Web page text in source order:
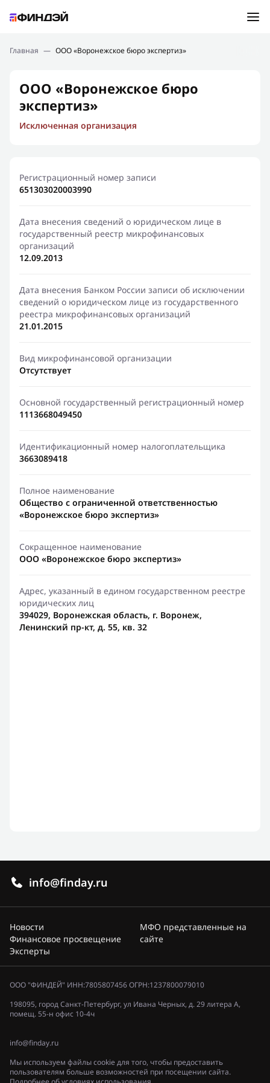
Подбор займа
Новости
Финансовое просвещение
Главная — ООО «Воронежское бюро экспертиз»
ООО «Воронежское бюро
экспертиз»
Исключенная организация
Регистрационный номер записи
651303020003990
Дата внесения сведений о юридическом лице в
государственный реестр микрофинансовых
организаций
12.09.2013
Дата внесения Банком России записи об исключении
сведений о юридическом лице из государственного
реестра микрофинансовых организаций
21.01.2015
Вид микрофинансовой организации
Отсутствует
Основной государственный регистрационный номер
1113668049450
Идентификационный номер налогоплательщика
3663089418
Полное наименование
Общество с ограниченной ответственностью
«Воронежское бюро экспертиз»
Сокращенное наименование
ООО «Воронежское бюро экспертиз»
Адрес, указанный в едином государственном реестре
юридических лиц
394029, Воронежская область, г. Воронеж,
Ленинский пр-кт, д. 55, кв. 32
info@finday.ru
Новости
Финансовое просвещение
Эксперты
МФО представленные на
сайте
ООО "ФИНДЕЙ" ИНН:7805807456 ОГРН:1237800079010
198095, город Санкт-Петербург, ул Ивана Черных, д. 29 литера А,
помещ. 55-н офис 10-4ч
info@finday.ru
Мы используем файлы cookie для того, чтобы предоставить
пользователям больше возможностей при посещении сайта.
Ошибка:Контактная форма не найдена.
Спасибо, что написали нам
Мы свяжемся с Вами в ближайшее время и сообщим
результат
Отправить новый запрос